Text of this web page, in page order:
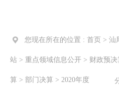
您现在所在的位置 : 首页 > 汕
站 > 重点领域信息公开 > 财政预
算 > 部门决算 > 2020年度